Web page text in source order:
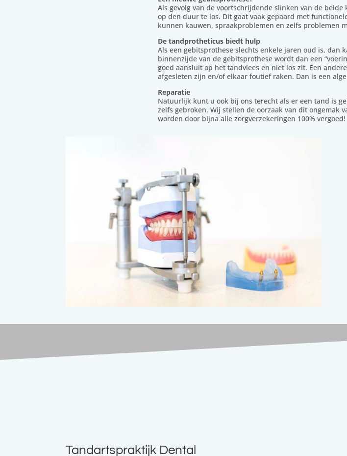
Als gevolg van de voortschrijdende slinken van de
op den duur te los. Dit gaat vaak gepaard met
kunnen kauwen, spraakproblemen en zelfs problemen
De tandprotheticus biedt hulp
Als een gebitsprothese slechts enkele jaren oud is, dan
binnenzijde van de gebitsprothese wordt dan een
goed aansluit op het tandvlees en niet los zit. Een
afgesleten zijn en/of elkaar foutief raken. Dan is een
Reparatie
Natuurlijk kunt u ook bij ons terecht als er een tand is
zelfs gebroken. Wij stellen de oorzaak van dit ongemak
worden door bijna alle zorgverzekeringen 100% vergoed!
Tandartspraktijk Dental